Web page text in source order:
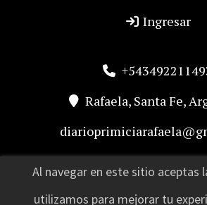
Ingresar
Rafaela, Santa Fe,
Al navegar en este sitio aceptas
utilizamos para mejorar tu